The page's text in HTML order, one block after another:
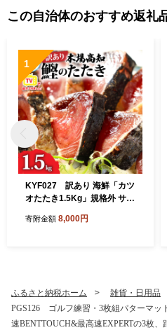
この自治体のおすすめ返礼
1
KYF027 訳あり 海鮮「カツ
オたたき1.5Kg」規格外 サイ
郷納税 ランキング 本場 高
フト 食べ物
寄附金額 8,000円
ふるさと納税ホーム 雑貨・日用品
PGS126 ゴルフ練習・3枚組パターマッ
速BENTTOUCH&最高速EXPERTの3枚